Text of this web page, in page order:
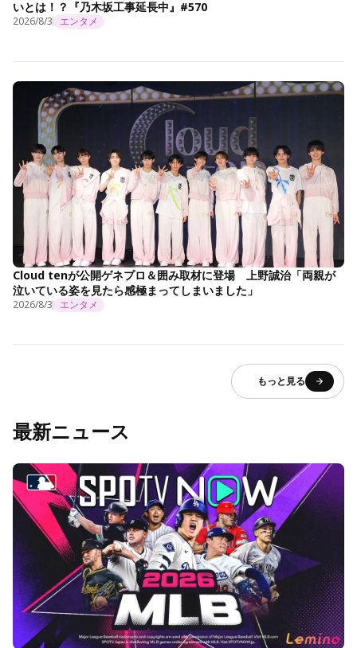
いとは！？『乃木坂工事延長中』#570
2026/8/3 エンタメ
Cloud tenが公開ゲネプロ＆囲み取材に登場 上野誠治「両親が
泣いている姿を見たら感極まってしまいました」
2026/8/3 エンタメ
もっと見る
最新ニュース